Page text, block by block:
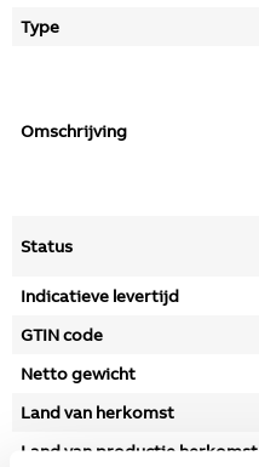
Type
Omschrijving
Status
Indicatieve levertijd
GTIN code
Netto gewicht
Land van herkomst
Land van productie herkomst